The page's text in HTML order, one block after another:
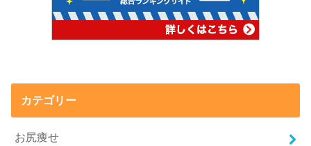
カテゴリー
お尻痩せ